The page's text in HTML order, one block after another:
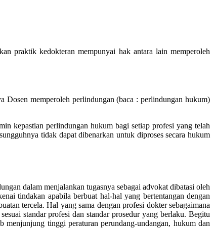
praktik kedokteran mempunyai hak antara lain memperoleh
Dosen memperoleh perlindungan (baca : perlindungan hukum)
kepastian perlindungan hukum bagi setiap profesi yang telah
tidak dapat dibenarkan untuk diproses secara hukum
dalam menjalankan tugasnya sebagai advokat dibatasi oleh
tindakan apabila berbuat hal-hal yang bertentangan dengan
tercela. Hal yang sama dengan profesi dokter sebagaimana
standar profesi dan standar prosedur yang berlaku. Begitu
tinggi peraturan perundang-undangan, hukum dan